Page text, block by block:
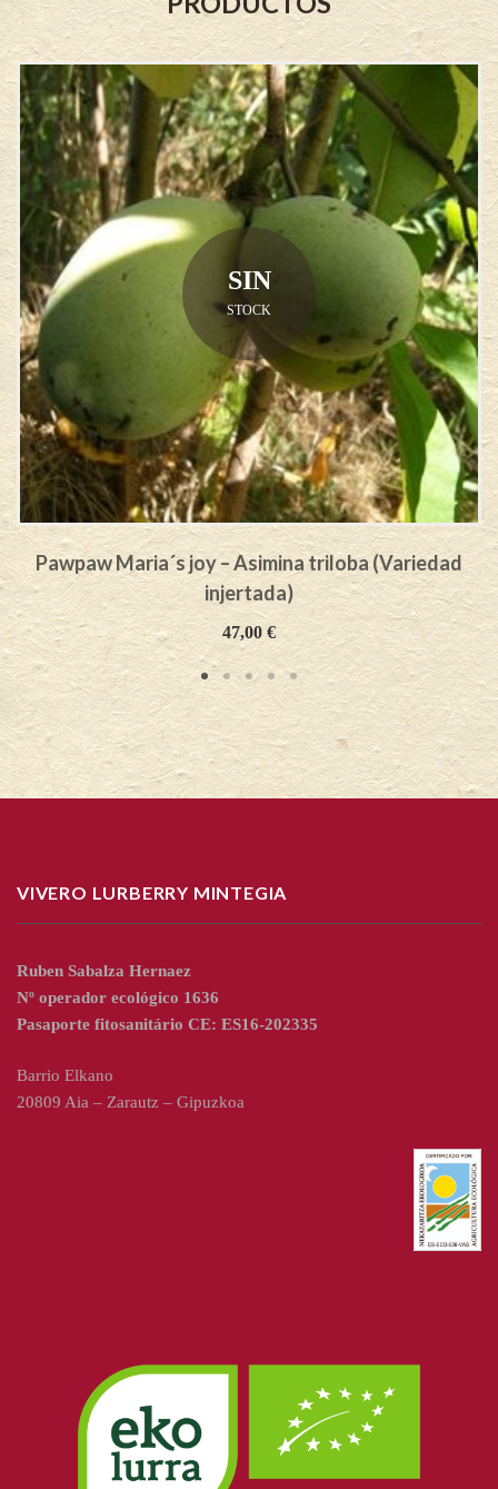
SIN
STOCK
Pawpaw Maria´s joy – Asimina triloba (Variedad
injertada)
47,00€
VIVERO LURBERRY MINTEGIA
Ruben Sabalza Hernaez
Nº operador ecológico 1636
Pasaporte fitosanitário CE: ES16-202335
Barrio Elkano
20809 Aia – Zarautz – Gipuzkoa